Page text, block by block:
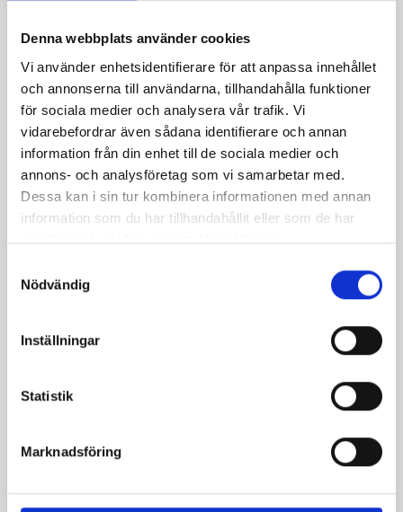
Denna webbplats använder cookies
Vi använder enhetsidentifierare för att anpassa innehållet
och annonserna till användarna, tillhandahålla funktioner
för sociala medier och analysera vår trafik. Vi
vidarebefordrar även sådana identifierare och annan
information från din enhet till de sociala medier och
annons- och analysföretag som vi samarbetar med.
Dessa kan i sin tur kombinera informationen med annan
information som du har tillhandahållit eller som de har
samlat in när du har använt deras tjänster.
Nödvändig
Inställningar
Statistik
Marknadsföring